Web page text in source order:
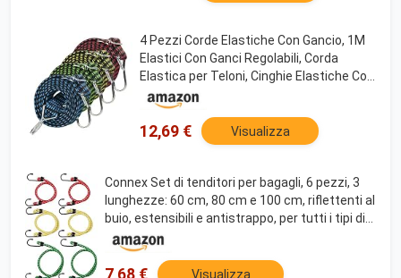
4 Pezzi Corde Elastiche Con Gancio, 1M
Elastici Con Ganci Regolabili, Corda
Elastica per Teloni, Cinghie Elastiche Con
Ganci, Corda Elastiche, Elastici Per
Portapacchi Bici Auto Campeggio
Giardinaggio
12,69 € Visualizza
Connex Set di tenditori per bagagli, 6 pezzi, 3
lunghezze: 60 cm, 80 cm e 100 cm, riflettenti al
buio, estensibili e antistrappo, per tutti i tipi di
carico, elastico con 2 ganci/espansore
DY270676
7,68 € Visualizza